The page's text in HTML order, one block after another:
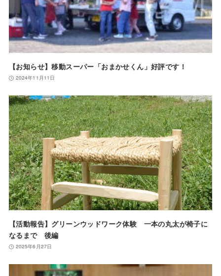
【お知らせ】移動スーパー「おまかせくん」好評です！
2024年11月11日
【活動報告】グリーンウッドワーク体験 一本の丸太が椅子に
なるまで 後編
2025年6月27日